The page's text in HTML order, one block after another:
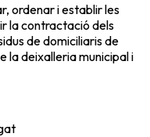
ordenar i establir les
la contractació dels
de domiciliaris de
la deixalleria municipal i